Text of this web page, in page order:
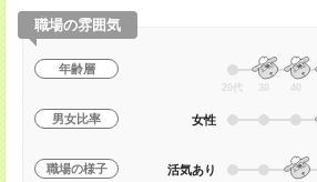
職場の雰囲気
年齢層
20代 30 40
男女比率 女性
職場の様子 活気あり